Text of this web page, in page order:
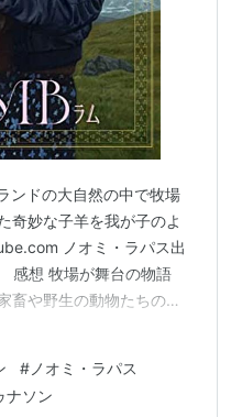
ドの大自然の中で牧場
奇妙な子羊を我が子のよ
ノオミ・ラパス出
感想 牧場が舞台の物語
畜や野生の動物たちの様
ていて、案外ずっと見て
く牧場主の夫婦が登場す
に黙々と作業したり、静
# ノオミ・ラパス
ナソン